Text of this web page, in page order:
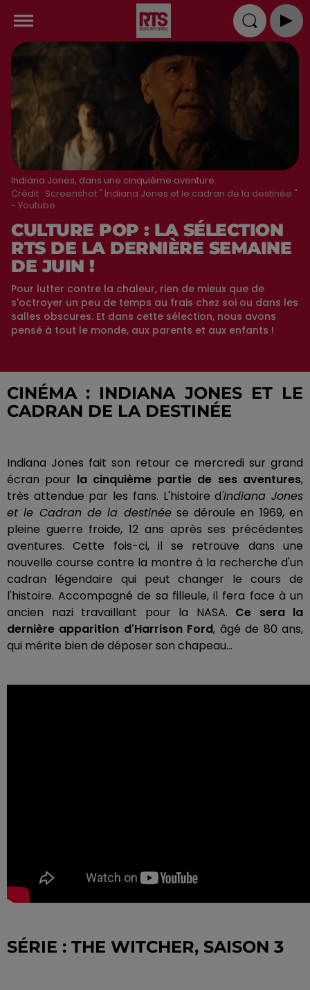
Indiana Jones, dans une cinquième aventure.
Crédit : Screenshot " Indiana Jones et le cadran de la destinée "
- Youtube
CULTURE POP : LA SÉLECTION
RTS DE LA DERNIÈRE SEMAINE
DE JUIN !
Pour lutter contre la chaleur, rien de mieux que de
s'octroyer un peu de temps au frais chez soi ou dans les
salles obscures. Et dans cette sélection, nous avons
pensé à tout le monde, aux parents et aux enfants !
CINÉMA : INDIANA JONES ET LE
CADRAN DE LA DESTINÉE
Indiana Jones fait son retour ce mercredi sur grand
écran pour la cinquième partie de ses aventures,
très attendue par les fans. L'histoire d'Indiana Jones
et le Cadran de la destinéese déroule en 1969, en
pleine guerre froide, 12 ans après ses précédentes
aventures. Cette fois-ci, il se retrouve dans une
nouvelle course contre la montre à la recherche d'un
cadran légendaire qui peut changer le cours de
l'histoire. Accompagné de sa filleule, il fera face à un
ancien nazi travaillant pour la NASA. Ce sera la
dernière apparition d'Harrison Ford, âgé de 80 ans,
qui mérite bien de déposer son chapeau...
SÉRIE : THE WITCHER, SAISON 3